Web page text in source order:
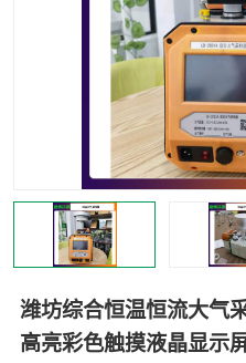
潍坊综合恒温恒流大气
高亮彩色触摸液晶显示
便携式水质采样器
便携式超声波明渠流量计
LB-4200高锰酸盐指数仪
烟尘烟气设备
粉尘设备
新宇宙仪器